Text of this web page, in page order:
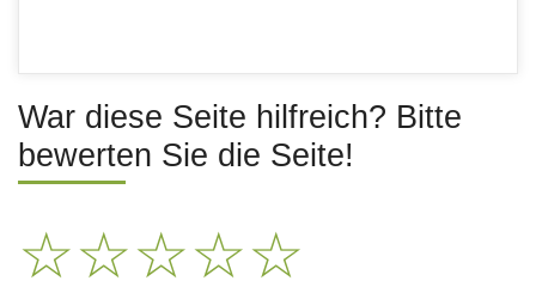
War diese Seite hilfreich? Bitte
bewerten Sie die Seite!
☆☆☆☆☆